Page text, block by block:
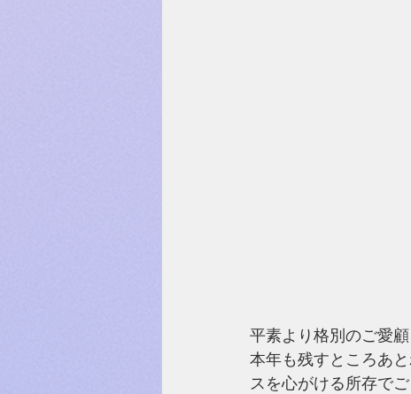
平素より格別のご愛
本年も残すところあ
スを心がける所存で